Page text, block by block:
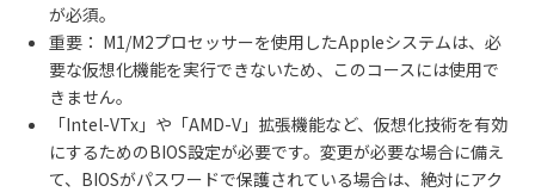
が必須。
重要： M1/M2プロセッサーを使用したAppleシステムは、必
要な仮想化機能を実行できないため、このコースには使用で
きません。
「Intel-VTx」や「AMD-V」拡張機能など、仮想化技術を有効
にするためのBIOS設定が必要です。変更が必要な場合に備え
て、BIOSがパスワードで保護されている場合は、絶対にアク